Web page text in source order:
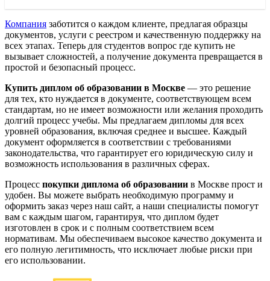
Компания заботится о каждом клиенте, предлагая образцы
документов, услуги с реестром и качественную поддержку на
всех этапах. Теперь для студентов вопрос где купить не
вызывает сложностей, а получение документа превращается в
простой и безопасный процесс.
Купить диплом об образовании в Москве — это решение
для тех, кто нуждается в документе, соответствующем всем
стандартам, но не имеет возможности или желания проходить
долгий процесс учебы. Мы предлагаем дипломы для всех
уровней образования, включая среднее и высшее. Каждый
документ оформляется в соответствии с требованиями
законодательства, что гарантирует его юридическую силу и
возможность использования в различных сферах.
Процесс покупки диплома об образовании в Москве прост и
удобен. Вы можете выбрать необходимую программу и
оформить заказ через наш сайт, а наши специалисты помогут
вам с каждым шагом, гарантируя, что диплом будет
изготовлен в срок и с полным соответствием всем
нормативам. Мы обеспечиваем высокое качество документа и
его полную легитимность, что исключает любые риски при
его использовании.